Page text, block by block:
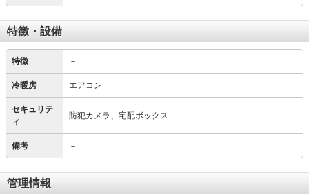
特徴・設備
特徴 －
冷暖房 エアコン
セキュリテ
ィ
防犯カメラ、宅配ボックス
備考 －
管理情報